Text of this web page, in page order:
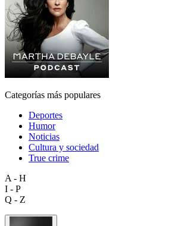
Categorías más populares
Deportes
Humor
Noticias
Cultura y sociedad
True crime
A - H
I - P
Q - Z